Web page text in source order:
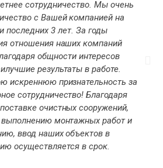
сотрудничество. Мы очень
с Вашей компанией на
последних 3 лет. За годы
отношения наших компаний
общности интересов
результаты в работе.
признательность за
сотрудничество! Благодаря
очистных сооружений,
монтажных работ и
ввод наших объектов в
осуществляется в срок.